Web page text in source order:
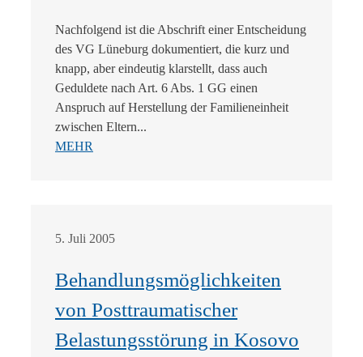
Nachfolgend ist die Abschrift einer Entscheidung
des VG Lüneburg dokumentiert, die kurz und
knapp, aber eindeutig klarstellt, dass auch
Geduldete nach Art. 6 Abs. 1 GG einen
Anspruch auf Herstellung der Familieneinheit
zwischen Eltern...
MEHR
5. Juli 2005
Behandlungsmöglichkeiten
von Posttraumatischer
Belastungsstörung in Kosovo